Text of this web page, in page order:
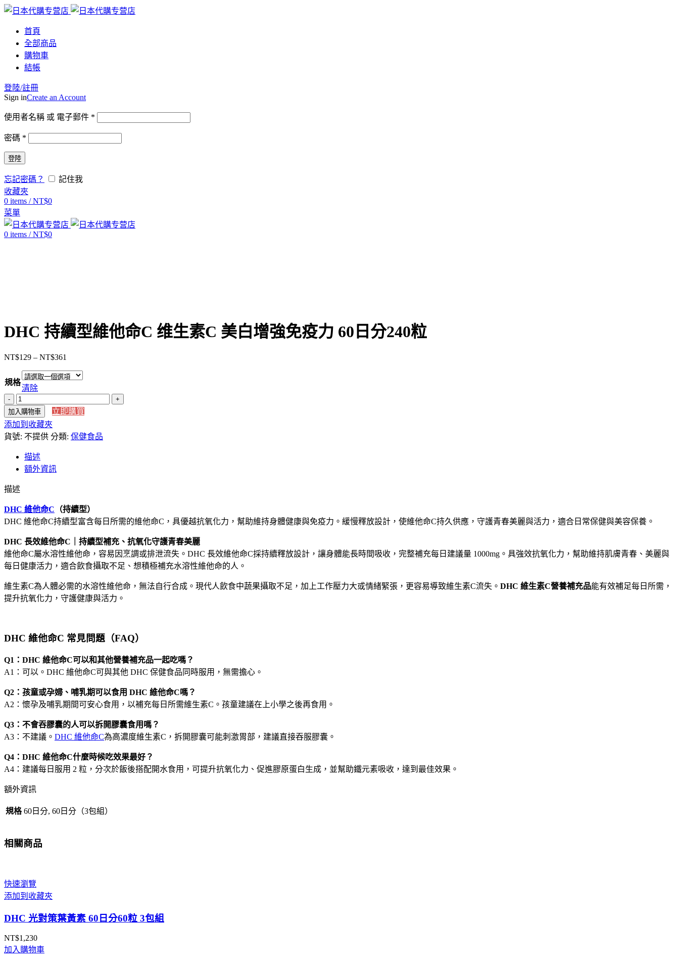
首頁
全部商品
購物車
結帳
登陸/註冊
Sign inCreate an Account
使用者名稱 或 電子郵件 *
密碼 *
登陸
忘記密碼？
記住我
收藏夾
0 items / NT$0
菜單
0 items / NT$0
DHC 持續型維他命C 维生素C 美白增強免疫力 60日分240粒
NT$129 – NT$361
格
圍：
NT$129
到
規格
清除
DHC
持
續
型
他
命
维
素
C
白
增
免
疫
分
粒
數
量
加入購物車
立即購買
添加到收藏夾
貨號: 不提供 分類: 保健食品
描述
額外資訊
描述
DHC 維他命C （持續型）
DHC 維他命C持續型富含每日所需的維他命C，具優越抗氧化力，幫助維持身體健康與免疫力。緩慢釋放設計，使維他命C持久供應，守護青春美麗與活力，適合日常保健與美容保養。
DHC 長效維他命C｜持續型補充、抗氧化守護青春美麗
維他命C屬水溶性維他命，容易因烹調或排泄流失。DHC 長效維他命C採持續釋放設計，讓身體能長時間吸收，完整補充每日建議量 1000mg。具強效抗氧化力，幫助維持肌膚青春、美麗與
每日健康活力，適合飲食攝取不足、想積極補充水溶性維他命的人。
維生素C為人體必需的水溶性維他命，無法自行合成。現代人飲食中蔬果攝取不足，加上工作壓力大或情緒緊張，更容易導致維生素C流失。 DHC 維生素C營養補充品能有效補足每日所需，
提升抗氧化力，守護健康與活力。
DHC 維他命C 常見問題（FAQ）
Q1：DHC 維他命C可以和其他營養補充品一起吃嗎？
A1：可以。DHC 維他命C可與其他 DHC 保健食品同時服用，無需擔心。
Q2：孩童或孕婦、哺乳期可以食用 DHC 維他命C嗎？
A2：懷孕及哺乳期間可安心食用，以補充每日所需維生素C。孩童建議在上小學之後再食用。
Q3：不會吞膠囊的人可以拆開膠囊食用嗎？
A3：不建議。 DHC 維他命C為高濃度維生素C，拆開膠囊可能刺激胃部，建議直接吞服膠囊。
Q4：DHC 維他命C什麼時候吃效果最好？
A4：建議每日服用 2 粒，分次於飯後搭配開水食用，可提升抗氧化力、促進膠原蛋白生成，並幫助鐵元素吸收，達到最佳效果。
額外資訊
規格 60日分, 60日分（3包組）
相關商品
快速瀏覽
添加到收藏夾
DHC 光對策葉黃素 60日分60粒 3包組
NT$1,230
加入購物車